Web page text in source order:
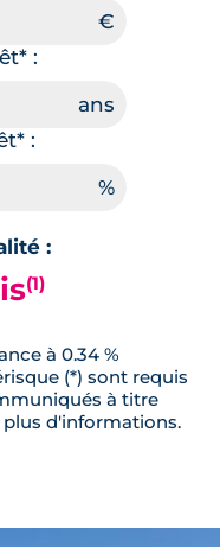
:
:
:
(1)
à 0.34 %
(*) sont requis
à titre
d'informations.